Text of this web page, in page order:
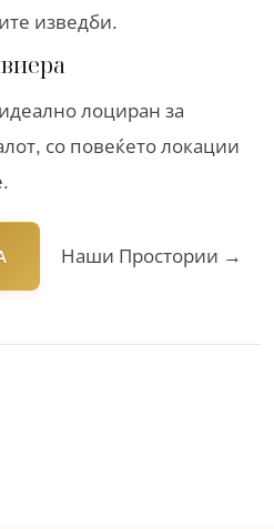
изведби.
лоциран за
со повеќето локации
Наши Простории →